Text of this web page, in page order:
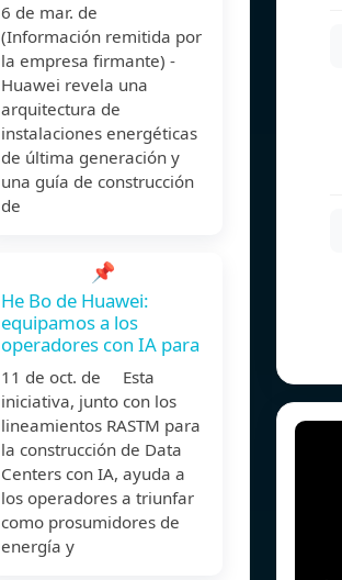
6 de mar. de
(Información remitida por
la empresa firmante) -
Huawei revela una
arquitectura de
instalaciones energéticas
de última generación y
una guía de construcción
de
📌
He Bo de Huawei:
equipamos a los
operadores con IA para
11 de oct. de Esta
iniciativa, junto con los
lineamientos RASTM para
la construcción de Data
Centers con IA, ayuda a
los operadores a triunfar
como prosumidores de
energía y